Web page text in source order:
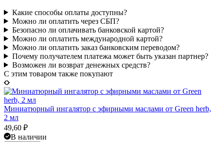
Какие способы оплаты доступны?
Можно ли оплатить через СБП?
Безопасно ли оплачивать банковской картой?
Можно ли оплатить международной картой?
Можно ли оплатить заказ банковским переводом?
Почему получателем платежа может быть указан партнер?
Возможен ли возврат денежных средств?
C этим товаром также покупают
Миниатюрный ингалятор с эфирными маслами от Green herb,
2 мл
49,60 ₽
В наличии